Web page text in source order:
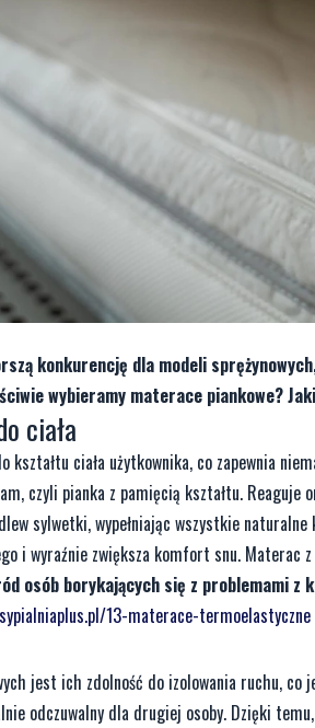
konkurencję dla modeli
wybieramy materace piankowe?
ciała
kształtu ciała użytkownika, co zapewnia
czyli pianka z pamięcią kształtu. Reaguje
sylwetki, wypełniając wszystkie naturalne
i wyraźnie zwiększa komfort snu. Materac
osób borykających się z problemami z
13-materace-termoelastyczne
jest ich zdolność do izolowania ruchu, co
odczuwalny dla drugiej osoby. Dzięki temu,